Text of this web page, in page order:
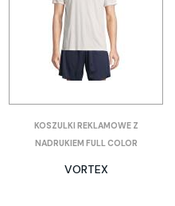
KOSZULKI REKLAMOWE Z
NADRUKIEM FULL COLOR
VORTEX